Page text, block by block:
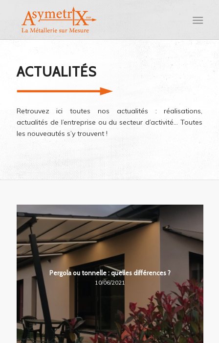
ACTUALITÉS
Retrouvez ici toutes nos actualités : réalisations,
actualités de l’entreprise ou du secteur d’activité… Toutes
les nouveautés s’y trouvent !
Pergola ou tonnelle : quelles différences ?
10/06/2021